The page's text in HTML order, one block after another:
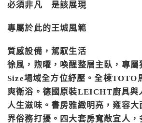
必須非凡 是該展現
專屬於此的王城風範
質感設備，駕馭生活
徐風，煦曜，喚醒整層主臥，專
Size場域全方位紓壓。全棟TOTO
爽衛浴。德國原裝LEICHT廚具與
人生滋味。書房雅緻明亮，雍容大
界俗務打擾。四大套房寬敞宜人，